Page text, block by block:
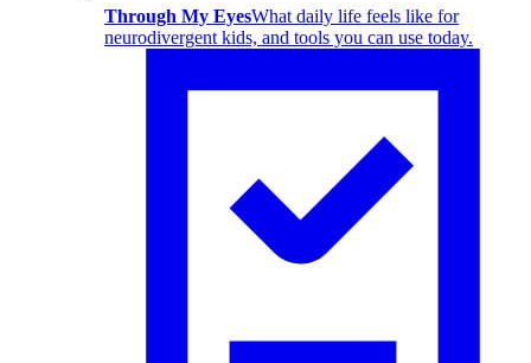
Through My EyesWhat daily life feels like for
neurodivergent kids, and tools you can use today.